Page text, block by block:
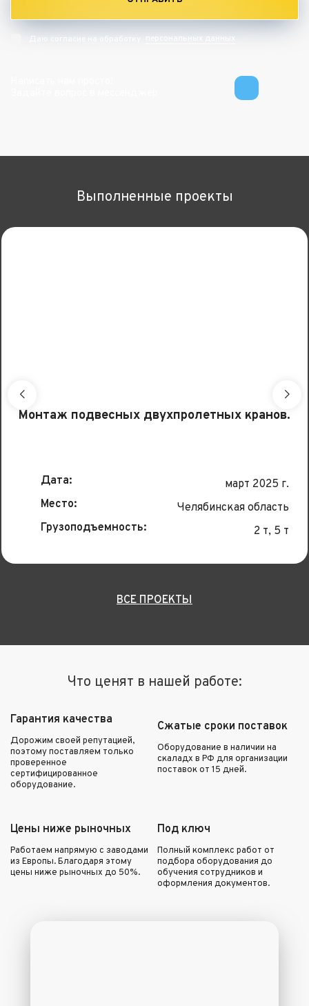
Даю согласие на обработку персональных данных
Выполненные проекты
Монтаж подвесных двухпролетных кранов.
Дата:
март 2025 г.
Место:
Челябинская область
Грузоподъемность:
2 т, 5 т
ВСЕ ПРОЕКТЫ
Что ценят в нашей работе:
Гарантия качества
Дорожим своей репутацией,
поэтому поставляем только
проверенное
сертифицированное
оборудование.
Сжатые сроки поставок
Оборудование в наличии на
скаладх в РФ для организации
поставок от 15 дней.
Цены ниже рыночных
Работаем напрямую с заводами
из Европы. Благодаря этому
цены ниже рыночных до 50%.
Под ключ
Полный комплекс работ от
подбора оборудования до
обучения сотрудников и
оформления документов.